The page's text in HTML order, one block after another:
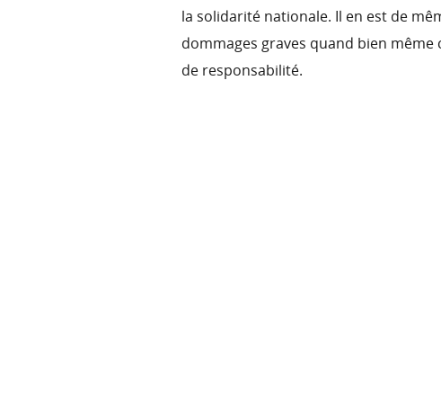
la solidarité nationale. Il en est de
dommages graves quand bien
de responsabilité.